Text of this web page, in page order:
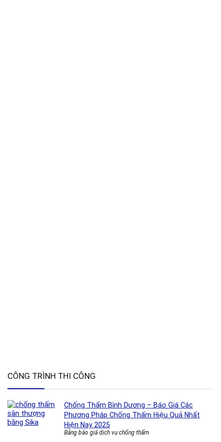
CÔNG TRÌNH THI CÔNG
Chống Thấm Bình Dương – Báo Giá Các
Phương Pháp Chống Thấm Hiệu Quả Nhất
Hiện Nay 2025
Bảng báo giá dịch vụ chống thấm